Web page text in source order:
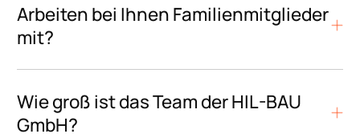
Arbeiten bei Ihnen Familienmitglieder
mit?
Wie groß ist das Team der HIL-BAU
GmbH?